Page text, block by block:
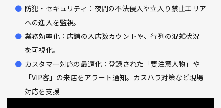
防犯・セキュリティ：夜間の不法侵入や立入り禁止エリア
への進入を監視。
業務効率化：店舗の入店数カウントや、行列の混雑状況
を可視化。
カスタマー対応の最適化：登録された「要注意人物」や
「VIP客」の来店をアラート通知。カスハラ対策など現場
対応を支援